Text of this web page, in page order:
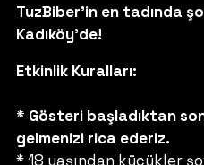
TuzBiber’in en tadında
Kadıköy’de!
Etkinlik Kuralları:
* Gösteri başladıktan
gelmenizi rica ederiz.
* 18 yaşından küçükler